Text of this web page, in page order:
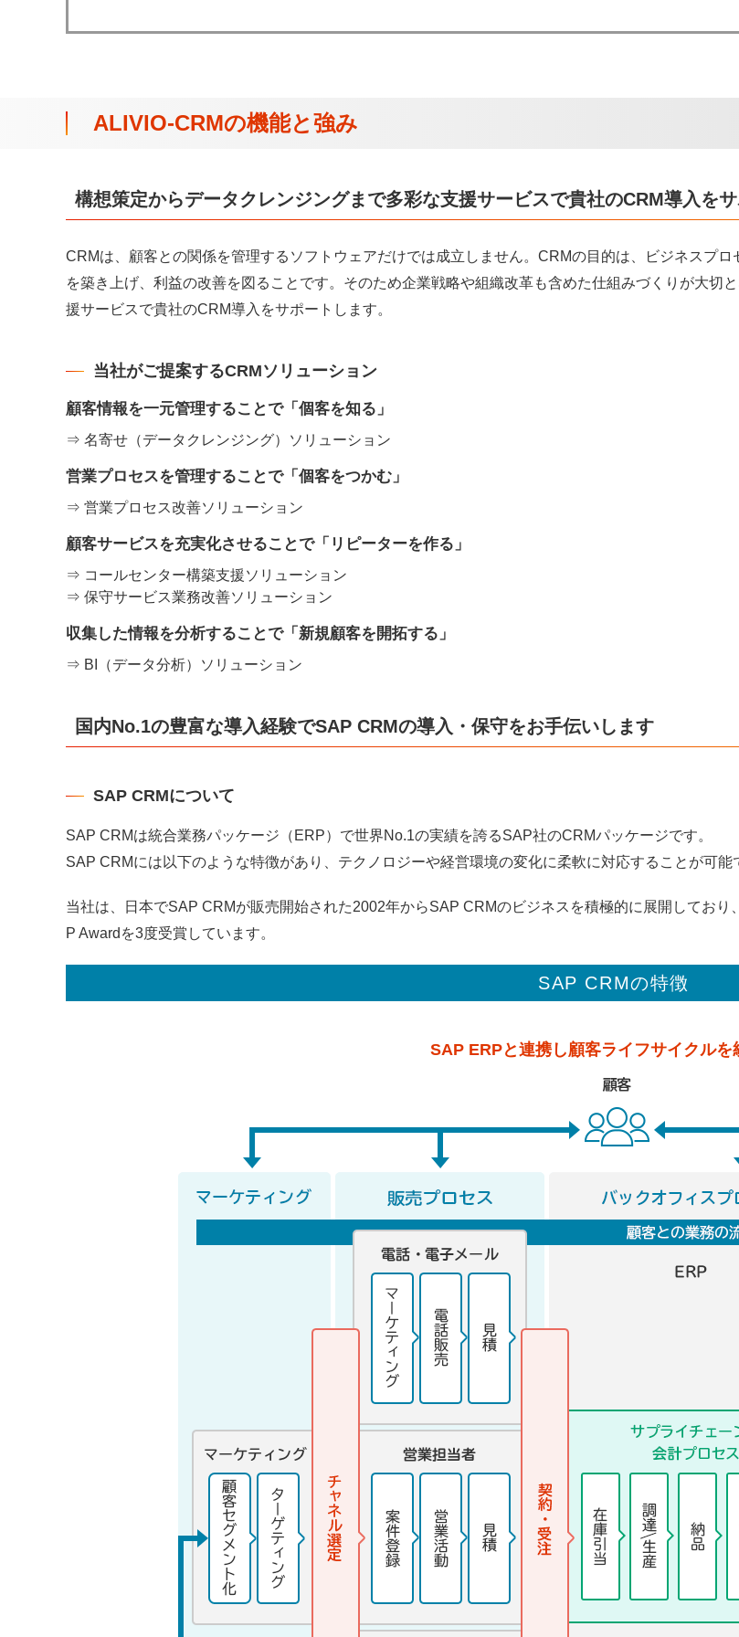
ALIVIO-CRMの機能と強み
構想策定からデータクレンジングまで多彩な支援サービスで貴社のCRM導入をサ
CRMは、顧客との関係を管理するソフトウェアだけでは成立しません。CRMの目的は、ビジネスプ
を築き上げ、利益の改善を図ることです。そのため企業戦略や組織改革も含めた仕組みづくりが大切
援サービスで貴社のCRM導入をサポートします。
当社がご提案するCRMソリューション
顧客情報を一元管理することで「個客を知る」
⇒ 名寄せ（データクレンジング）ソリューション
営業プロセスを管理することで「個客をつかむ」
⇒ 営業プロセス改善ソリューション
顧客サービスを充実化させることで「リピーターを作る」
⇒ コールセンター構築支援ソリューション
⇒ 保守サービス業務改善ソリューション
収集した情報を分析することで「新規顧客を開拓する」
⇒ BI（データ分析）ソリューション
国内No.1の豊富な導入経験でSAP CRMの導入・保守をお手伝いします
SAP CRMについて
SAP CRMは統合業務パッケージ（ERP）で世界No.1の実績を誇るSAP社のCRMパッケージです。
SAP CRMには以下のような特徴があり、テクノロジーや経営環境の変化に柔軟に対応することが可能
当社は、日本でSAP CRMが販売開始された2002年からSAP CRMのビジネスを積極的に展開してお
P Awardを3度受賞しています。
SAP CRMの特徴
SAP ERPと連携し顧客ライフサイクルを